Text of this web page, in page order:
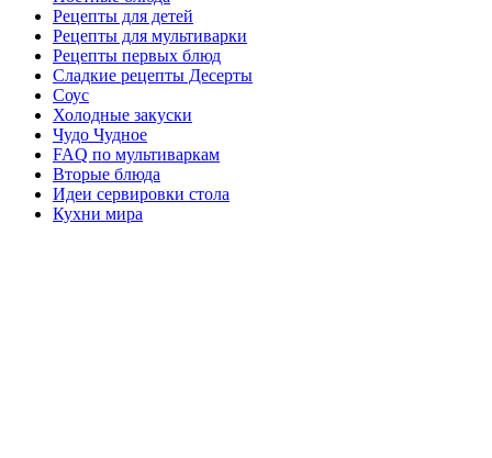
Рецепты для детей
Рецепты для мультиварки
Рецепты первых блюд
Сладкие рецепты Десерты
Соус
Холодные закуски
Чудо Чудное
FAQ по мультиваркам
Вторые блюда
Идеи сервировки стола
Кухни мира